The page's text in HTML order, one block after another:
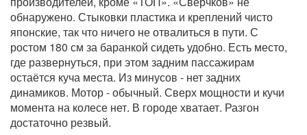
обнаружено. Стыковки пластика и креплений чисто
японские, так что ничего не отвалиться в пути. С
ростом 180 см за баранкой сидеть удобно. Есть место,
где развернуться, при этом задним пассажирам
остаётся куча места. Из минусов - нет задних
динамиков. Мотор - обычный. Сверх мощности и кучи
момента на колесе нет. В городе хватает. Разгон
достаточно резвый.